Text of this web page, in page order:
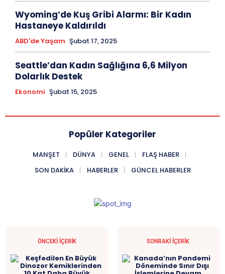
Wyoming’de Kuş Gribi Alarmı: Bir Kadın
Hastaneye Kaldırıldı
ABD'de Yaşam Şubat 17, 2025
Seattle’dan Kadın Sağlığına 6,6 Milyon
Dolarlık Destek
Ekonomi Şubat 15, 2025
Popüler Kategoriler
MANŞET DÜNYA GENEL
FLAŞ HABER
SON DAKIKA
HABERLER GÜNCEL HABERLER
ÖNCEKI İÇERIK SONRAKI İÇERIK